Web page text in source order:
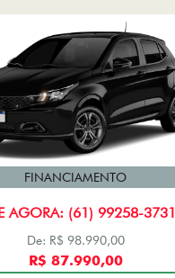
AGORA: (61) 99258-3731
FINANCIAMENTO
De: R$ 98.990,00
R$ 87.990,00